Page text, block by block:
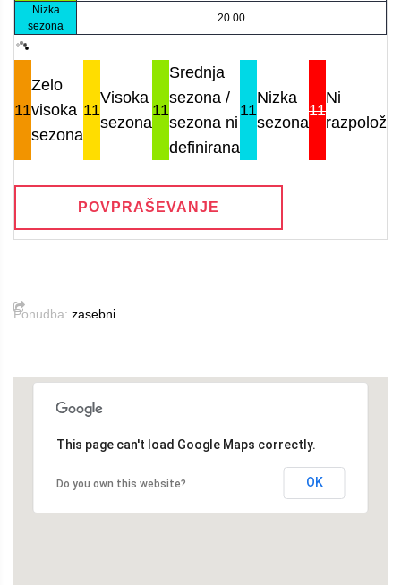
Nizka
sezona
20.00
11
Zelo
visoka
sezona
11
Visoka
sezona
11
Srednja
sezona /
sezona ni
definirana
11
Nizka
sezona
11
Ni
POVPRAŠEVANJE
Ponudba: zasebni
This page can't load Google Maps correctly.
Do you own this website? OK